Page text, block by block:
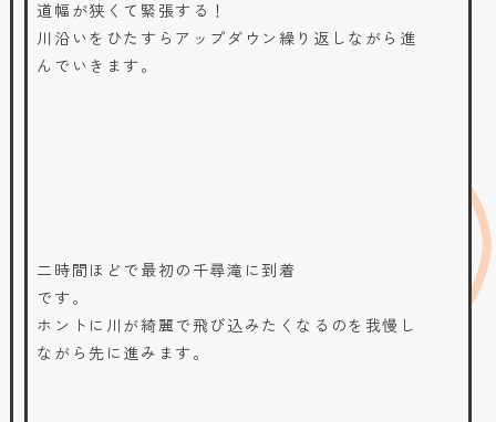
道幅が狭くて緊張する！
川沿いをひたすらアップダウン繰り返しながら進
んでいきます。
二時間ほどで最初の千尋滝に到着
です。
ホントに川が綺麗で飛び込みたくなるのを我慢し
ながら先に進みます。